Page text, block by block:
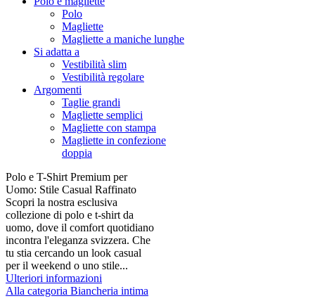
Polo
Magliette
Magliette a maniche lunghe
Si adatta a
Vestibilità slim
Vestibilità regolare
Argomenti
Taglie grandi
Magliette semplici
Magliette con stampa
Magliette in confezione
doppia
Polo e T-Shirt Premium per
Uomo: Stile Casual Raffinato
Scopri la nostra esclusiva
collezione di polo e t-shirt da
uomo, dove il comfort quotidiano
incontra l'eleganza svizzera. Che
tu stia cercando un look casual
per il weekend o uno stile...
Ulteriori informazioni
Alla categoria Biancheria intima